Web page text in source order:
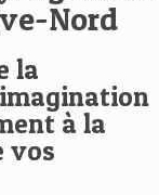
Nord
la
à la
vos